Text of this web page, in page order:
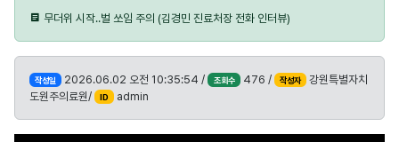
무더위 시작..벌 쏘임 주의 (김경민 진료처장 전화 인터뷰)
작성일 2026.06.02 오전 10:35:54 / 조회수 476 / 작성자
강원특별자치
도원주의료원/
ID admin